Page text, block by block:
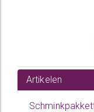
Artikelen